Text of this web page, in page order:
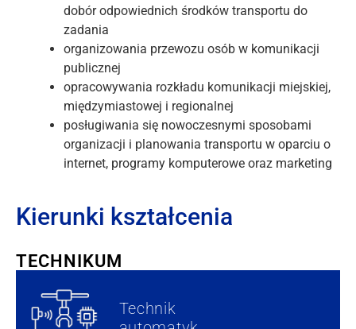
dobór odpowiednich środków transportu do
zadania
organizowania przewozu osób w komunikacji
publicznej
opracowywania rozkładu komunikacji miejskiej,
międzymiastowej i regionalnej
posługiwania się nowoczesnymi sposobami
organizacji i planowania transportu w oparciu o
internet, programy komputerowe oraz marketing
Kierunki kształcenia
TECHNIKUM
Technik